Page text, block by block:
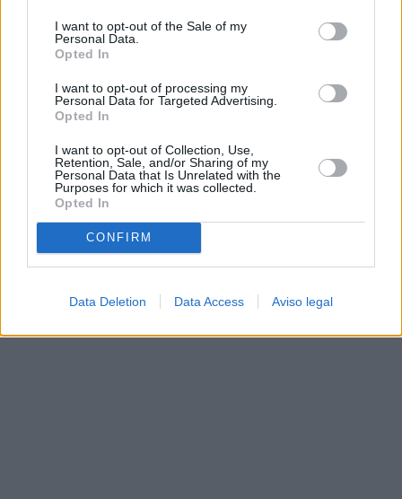
cualquier momento entrando de nuevo en este sitio web o
visitando nuestra política de privacidad.
I want to opt-out of the Sale of my
Personal Data.
Opted In
I want to opt-out of processing my
Personal Data for Targeted Advertising.
Opted In
I want to opt-out of Collection, Use,
Retention, Sale, and/or Sharing of my
Personal Data that Is Unrelated with the
Purposes for which it was collected.
Opted In
CONFIRM
Data Deletion Data Access Aviso legal